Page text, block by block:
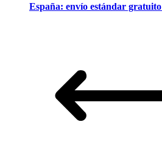
España: envío estándar gratuito